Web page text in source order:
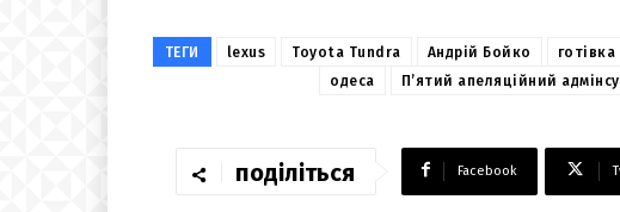
ТЕГИ lexus Toyota Tundra Андрій Бойко готівка
одеса
П’ятий апеляційний
поділіться Facebook